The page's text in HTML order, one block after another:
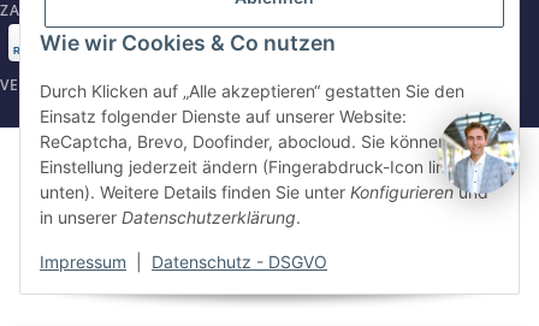
Webseite besuchen
www.intersince-group.de
ZAHLUNGSARTEN
VERSANDARTEN
©2025 Intersince GmbH | powered by Intersince Group
* Alle Preise zzgl. MwSt., zzgl.Versand
** Unverbindliche Verkaufspreisempfehlung des Hersteller
Wie wir Cookies & Co nutzen
Durch Klicken auf „Alle akzeptieren“ gestatten Sie den
Einsatz folgender Dienste auf unserer Website:
ReCaptcha, Brevo, Doofinder, abocloud. Sie können die
Einstellung jederzeit ändern (Fingerabdruck-Icon links
unten). Weitere Details finden Sie unter Konfigurierenund
in unserer Datenschutzerklärung.
Impressum Datenschutz - DSGVO